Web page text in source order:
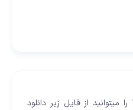
لیست قیمت محصولات پارس مگا مربوط به تاریخ فروردین ماه 1405 را میتوانید از فایل زیر دانلود